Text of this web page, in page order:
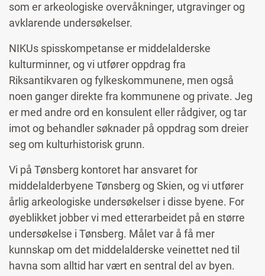
som er arkeologiske overvåkninger, utgravinger og
avklarende undersøkelser.
NIKUs spisskompetanse er middelalderske
kulturminner, og vi utfører oppdrag fra
Riksantikvaren og fylkeskommunene, men også
noen ganger direkte fra kommunene og private. Jeg
er med andre ord en konsulent eller rådgiver, og tar
imot og behandler søknader på oppdrag som dreier
seg om kulturhistorisk grunn.
Vi på Tønsberg kontoret har ansvaret for
middelalderbyene Tønsberg og Skien, og vi utfører
årlig arkeologiske undersøkelser i disse byene. For
øyeblikket jobber vi med etterarbeidet på en større
undersøkelse i Tønsberg. Målet var å få mer
kunnskap om det middelalderske veinettet ned til
havna som alltid har vært en sentral del av byen.